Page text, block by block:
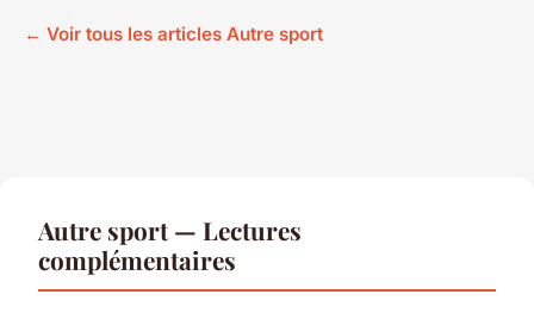
← Voir tous les articles Autre sport
Autre sport — Lectures
complémentaires